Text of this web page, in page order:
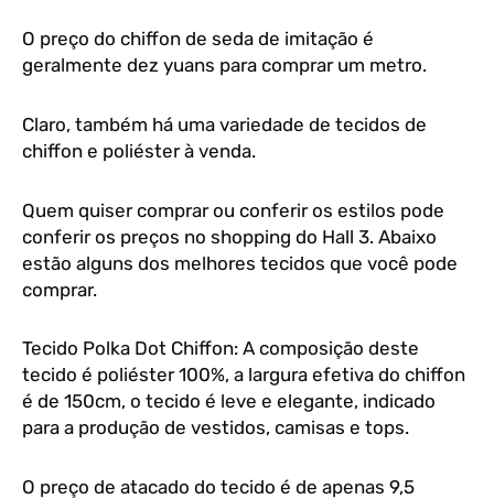
O preço do chiffon de seda de imitação é
geralmente dez yuans para comprar um metro.
Claro, também há uma variedade de tecidos de
chiffon e poliéster à venda.
Quem quiser comprar ou conferir os estilos pode
conferir os preços no shopping do Hall 3. Abaixo
estão alguns dos melhores tecidos que você pode
comprar.
Tecido Polka Dot Chiffon: A composição deste
tecido é poliéster 100%, a largura efetiva do chiffon
é de 150cm, o tecido é leve e elegante, indicado
para a produção de vestidos, camisas e tops.
O preço de atacado do tecido é de apenas 9,5